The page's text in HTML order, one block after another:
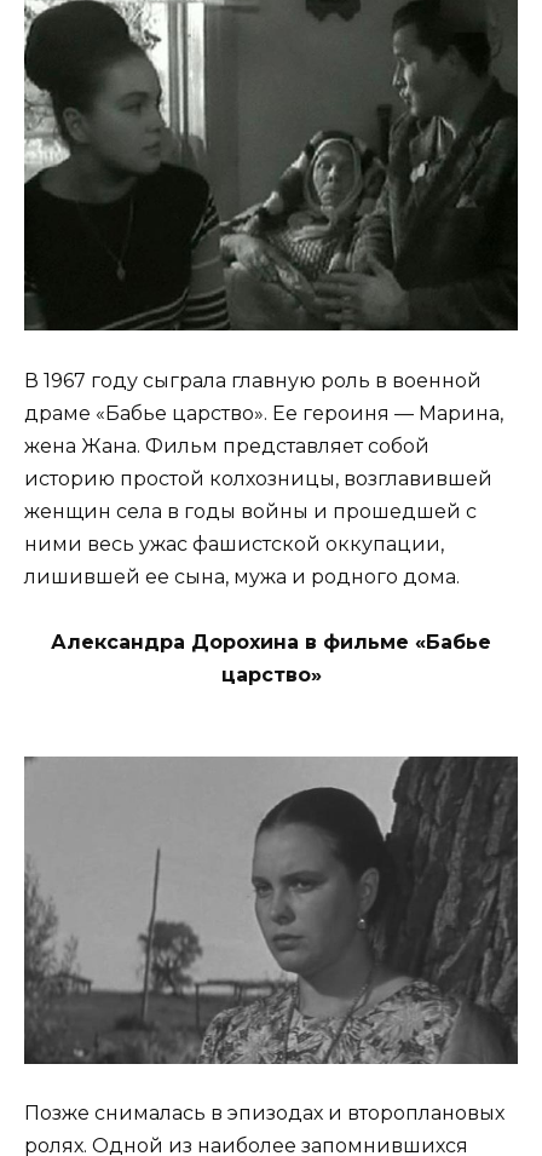
В 1967 году сыграла главную роль в военной
драме «Бабье царство». Ее героиня — Марина,
жена Жана. Фильм представляет собой
историю простой колхозницы, возглавившей
женщин села в годы войны и прошедшей с
ними весь ужас фашистской оккупации,
лишившей ее сына, мужа и родного дома.
Александра Дорохина в фильме «Бабье
царство»
Позже снималась в эпизодах и второплановых
ролях. Одной из наиболее запомнившихся